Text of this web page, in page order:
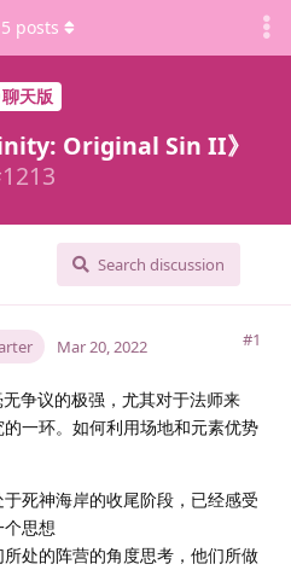
聊天版
Original Sin II》
1213
Search discussion
5 posts
#1
Mar 20, 2022
争议的极强，尤其对于法师来
一环。如何利用场地和元素优势
死神海岸的收尾阶段，已经感受
思想
处的阵营的角度思考，他们所做